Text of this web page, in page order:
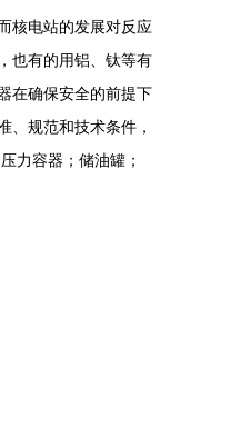
核电站的发展对反应
也有的用铝、钛等有
在确保安全的前提下
、规范和技术条件，
力容器；储油罐；